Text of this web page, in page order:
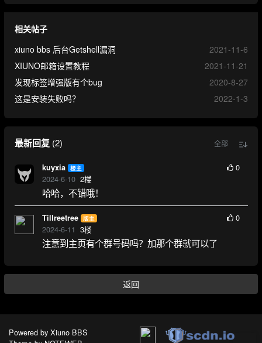
相关帖子
xiuno bbs 后台Getshell漏洞
2021-11-6
XIUNO邮箱设置教程
2021-11-21
发现标签增强版有个bug
2020-8-27
这是安装失败吗？
2022-1-3
最新回复(2) 全部
kuyxia 楼主
2024-6-10 2楼
0
哈哈，不错哦！
Tillreetree 版主
2024-6-11 3楼
0
注意到主页有个群号码吗？加那个群就可以了
返回
Powered by Xiuno BBS